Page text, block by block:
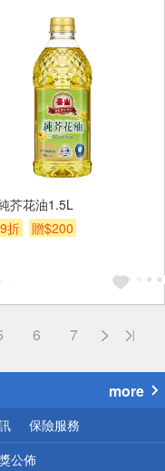
芥花油1.5L
折
贈$200
6 7
more
保險服務
公佈